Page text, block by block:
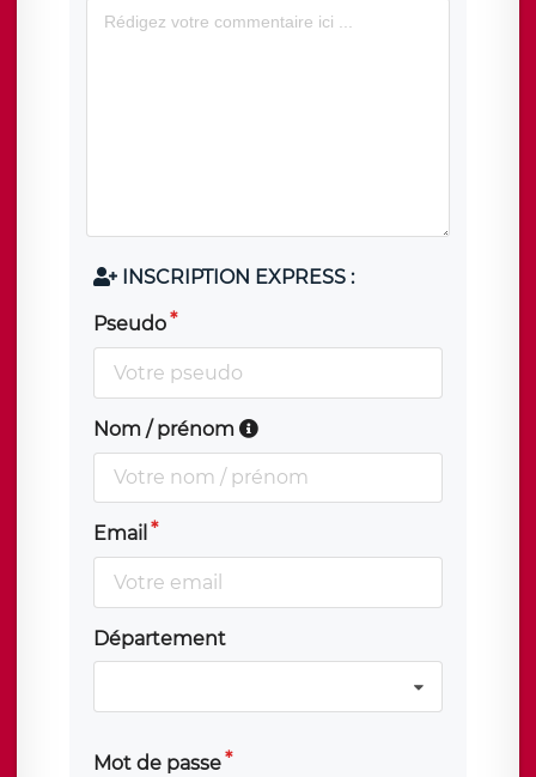
INSCRIPTION EXPRESS :
Pseudo
Nom / prénom
Email
Département
Mot de passe